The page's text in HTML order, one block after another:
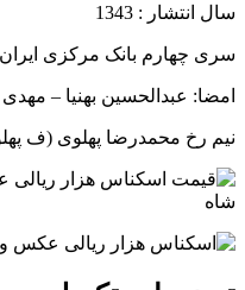
سال انتشار : 1343
سری چهارم بانک مرکزی ایران
امضا: عبدالحسین بهنیا –
نیم رخ محمدرضا پهلوی (ف